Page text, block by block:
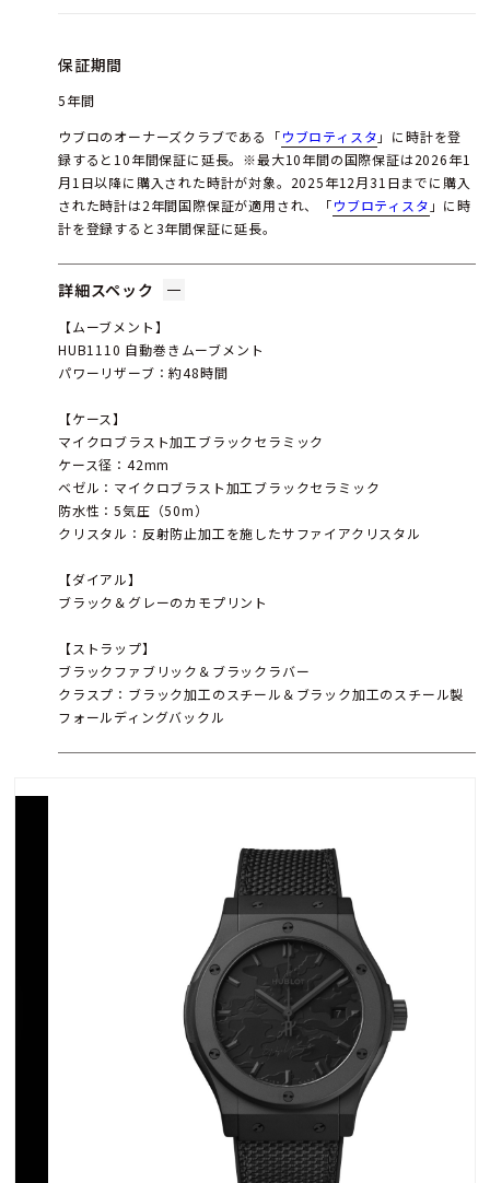
保証期間
5年間
ウブロのオーナーズクラブである「ウブロティスタ 」に時計を登
録すると10年間保証に延長。※最大10年間の国際保証は2026年1
月1日以降に購入された時計が対象。2025年12月31日までに購入
された時計は2年間国際保証が適用され、「ウブロティスタ 」に時
計を登録すると3年間保証に延長。
詳細スペック
【ムーブメント】
HUB1110 自動巻きムーブメント
パワーリザーブ：約48時間
【ケース】
マイクロブラスト加工ブラックセラミック
ケース径：42mm
ベゼル：マイクロブラスト加工ブラックセラミック
防水性：5気圧（50m）
クリスタル：反射防止加工を施したサファイアクリスタル
【ダイアル】
ブラック＆グレーのカモプリント
【ストラップ】
ブラックファブリック＆ブラックラバー
クラスプ：ブラック加工のスチール＆ブラック加工のスチール製
フォールディングバックル